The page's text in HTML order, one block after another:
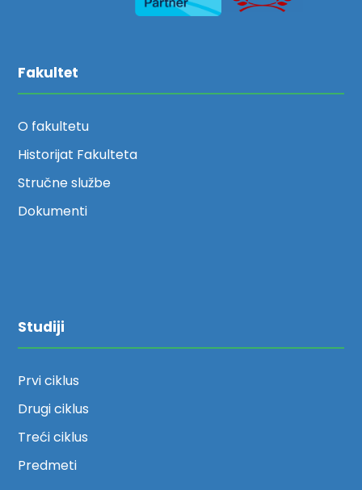
Fakultet
O fakultetu
Historijat Fakulteta
Stručne službe
Dokumenti
Studiji
Prvi ciklus
Drugi ciklus
Treći ciklus
Predmeti